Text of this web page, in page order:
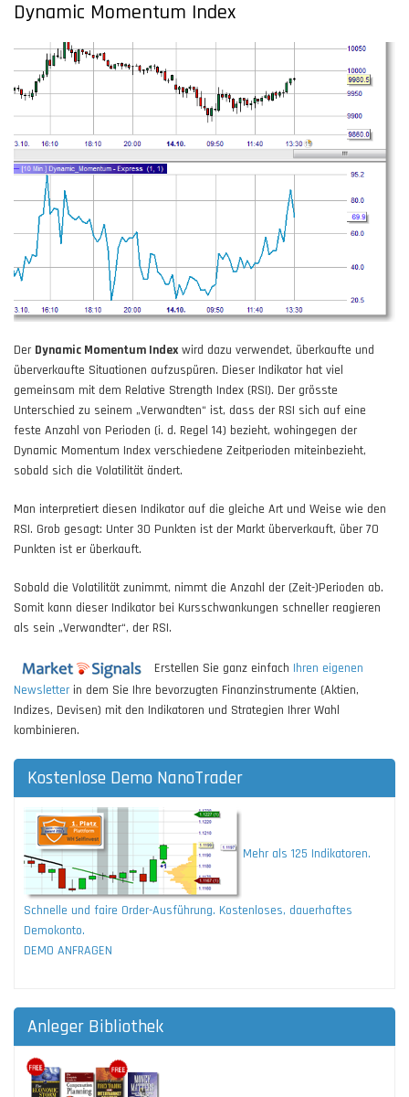
Dynamic Momentum Index
Der Dynamic Momentum Index wird dazu verwendet, überkaufte und
überverkaufte Situationen aufzuspüren. Dieser Indikator hat viel
gemeinsam mit dem Relative Strength Index (RSI). Der grösste
Unterschied zu seinem „Verwandten“ ist, dass der RSI sich auf eine
feste Anzahl von Perioden (i. d. Regel 14) bezieht, wohingegen der
Dynamic Momentum Index verschiedene Zeitperioden miteinbezieht,
sobald sich die Volatilität ändert.
Man interpretiert diesen Indikator auf die gleiche Art und Weise wie den
RSI. Grob gesagt: Unter 30 Punkten ist der Markt überverkauft, über 70
Punkten ist er überkauft.
Sobald die Volatilität zunimmt, nimmt die Anzahl der (Zeit-)Perioden ab.
Somit kann dieser Indikator bei Kursschwankungen schneller reagieren
als sein „Verwandter“, der RSI.
Erstellen Sie ganz einfach Ihren eigenen
Newsletterin dem Sie Ihre bevorzugten Finanzinstrumente (Aktien,
Indizes, Devisen) mit den Indikatoren und Strategien Ihrer Wahl
kombinieren.
Kostenlose Demo NanoTrader
Mehr als 125 Indikatoren.
Schnelle und faire Order-Ausführung. Kostenloses, dauerhaftes
Demokonto.
DEMO ANFRAGEN
Anleger Bibliothek